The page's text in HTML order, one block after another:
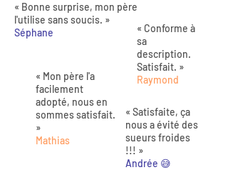
« Bonne surprise, mon père
l'utilise sans soucis. »
Séphane
« Mon père l'a
facilement
adopté, nous en
sommes satisfait.
»
Mathias
« Conforme à
sa
description.
Satisfait. »
Raymond
« Satisfaite, ça
nous a évité des
sueurs froides
!!! »
Andrée 😅